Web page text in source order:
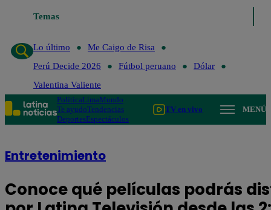
Temas
Lo último
Me Caigo de Risa
Perú Decide 2026
Fútbol peruano
Dólar
Valentina Valiente
PolíticaLimaMundo
Te ayudoTendencias
DeportesEspectáculos
TV en vivo MENÚ
Entretenimiento
Conoce qué películas podrás